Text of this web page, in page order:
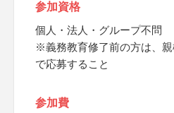
参加資格
個人・法人・グループ不問
※義務教育修了前の方は、
で応募すること
参加費